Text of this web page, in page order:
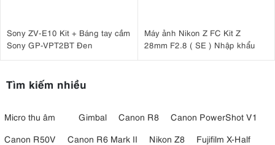
Sony ZV-E10 Kit + Báng tay cầm
Sony GP-VPT2BT Đen
Máy ảnh Nikon Z FC Kit Z
28mm F2.8 ( SE ) Nhập khẩu
Tìm kiếm nhiều
Micro thu âm Gimbal Canon R8
Canon PowerShot V1
Canon R50V
Canon R6 Mark II Nikon Z8
Fujifilm X-Half